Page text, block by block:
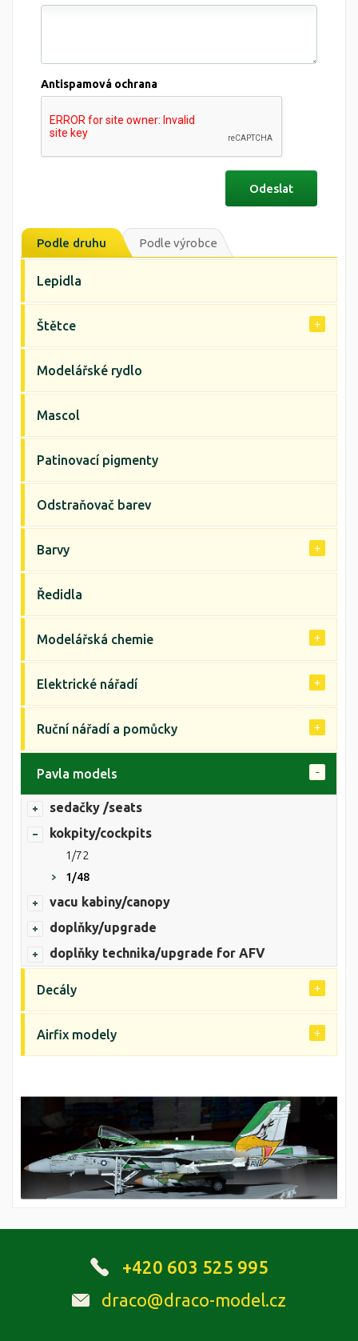
Antispamová ochrana
Podle druhu Podle výrobce
Lepidla
Štětce
Modelářské rydlo
Mascol
Patinovací pigmenty
Odstraňovač barev
Barvy
Ředidla
Modelářská chemie
Elektrické nářadí
Ruční nářadí a pomůcky
Pavla models
sedačky /seats
kokpity/cockpits
1/72
1/48
vacu kabiny/canopy
doplňky/upgrade
doplňky technika/upgrade for AFV
Decály
Airfix modely
+420 603 525 995
draco@draco-model.cz